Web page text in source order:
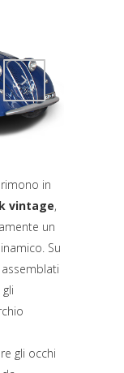
Attiva comando
in
vintage,
un
Su
gli occhi